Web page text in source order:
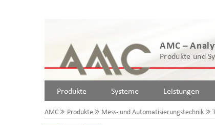
AMC –
Produkte und
Produkte Systeme Leistungen
AMC Produkte Mess- und Automatisierungstechnik